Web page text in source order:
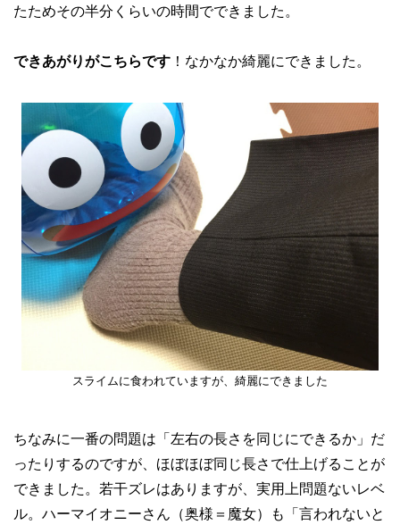
たためその半分くらいの時間でできました。
できあがりがこちらです ！なかなか綺麗にできました。
スライムに食われていますが、綺麗にできました
ちなみに一番の問題は「左右の長さを同じにできるか」だ
ったりするのですが、ほぼほぼ同じ長さで仕上げることが
できました。若干ズレはありますが、実用上問題ないレベ
ル。ハーマイオニーさん（奥様＝魔女）も「言われないと